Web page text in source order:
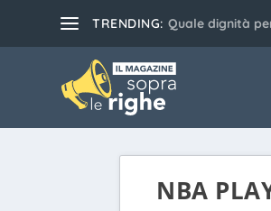
TRENDING: Quale dignità
NBA